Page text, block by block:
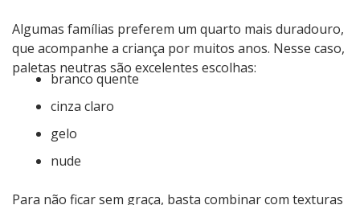
Algumas famílias preferem um quarto mais duradouro,
que acompanhe a criança por muitos anos. Nesse caso,
paletas neutras são excelentes escolhas:
branco quente
cinza claro
gelo
nude
Para não ficar sem graça, basta combinar com texturas